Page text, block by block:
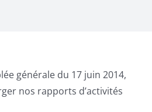
générale du 17 juin 2014,
nos rapports d’activités